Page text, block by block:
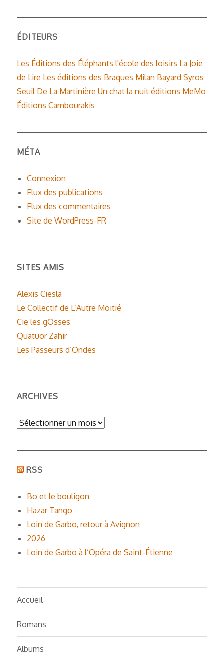
ÉDITEURS
Les Éditions des Éléphants l'école des loisirs La Joie
de Lire Les éditions des Braques Milan Bayard Syros
Seuil De La Martinière Un chat la nuit éditions MeMo
Éditions Cambourakis
MÉTA
Connexion
Flux des publications
Flux des commentaires
Site de WordPress-FR
SITES AMIS
Alexis Ciesla
Le Collectif de L’Autre Moitié
Cie les gOsses
Quatuor Zahir
Les Passeurs d’Ondes
ARCHIVES
Archives
RSS
Bo et le bouligon
Hazar Tango
Loin de Garbo, retour à Avignon
2026
Loin de Garbo à l’Opéra de Saint-Étienne
Accueil
Romans
Albums